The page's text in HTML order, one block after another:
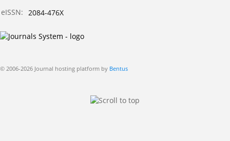
eISSN:
2084-476X
© 2006-2026 Journal hosting platform by Bentus